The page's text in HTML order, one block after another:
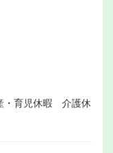
育児休暇 介護休